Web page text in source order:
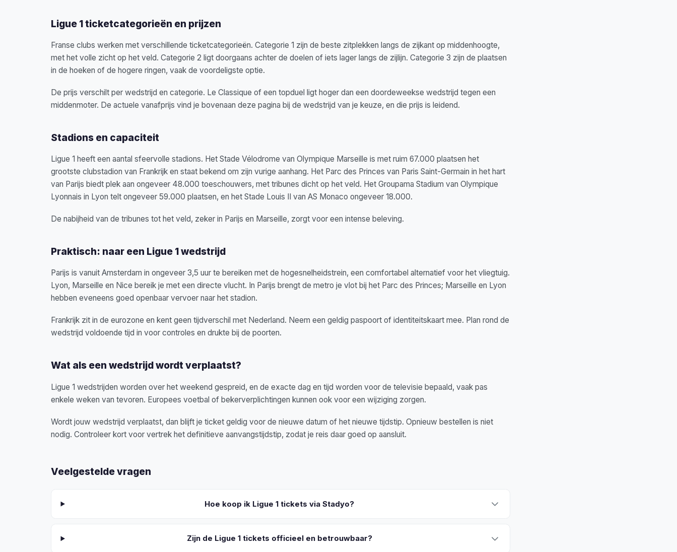
Ligue 1 ticketcategorieën en prijzen
Franse clubs werken met verschillende ticketcategorieën. Categorie 1 zijn de beste zitplekken langs de zijkant op middenhoogte,
met het volle zicht op het veld. Categorie 2 ligt doorgaans achter de doelen of iets lager langs de zijlijn. Categorie 3 zijn de plaatsen
in de hoeken of de hogere ringen, vaak de voordeligste optie.
De prijs verschilt per wedstrijd en categorie. Le Classique of een topduel ligt hoger dan een doordeweekse wedstrijd tegen een
middenmoter. De actuele vanafprijs vind je bovenaan deze pagina bij de wedstrijd van je keuze, en die prijs is leidend.
Stadions en capaciteit
Ligue 1 heeft een aantal sfeervolle stadions. Het Stade Vélodrome van Olympique Marseille is met ruim 67.000 plaatsen het
grootste clubstadion van Frankrijk en staat bekend om zijn vurige aanhang. Het Parc des Princes van Paris Saint-Germain in het hart
van Parijs biedt plek aan ongeveer 48.000 toeschouwers, met tribunes dicht op het veld. Het Groupama Stadium van Olympique
Lyonnais in Lyon telt ongeveer 59.000 plaatsen, en het Stade Louis II van AS Monaco ongeveer 18.000.
De nabijheid van de tribunes tot het veld, zeker in Parijs en Marseille, zorgt voor een intense beleving.
Praktisch: naar een Ligue 1 wedstrijd
Parijs is vanuit Amsterdam in ongeveer 3,5 uur te bereiken met de hogesnelheidstrein, een comfortabel alternatief voor het vliegtuig.
Lyon, Marseille en Nice bereik je met een directe vlucht. In Parijs brengt de metro je vlot bij het Parc des Princes; Marseille en Lyon
hebben eveneens goed openbaar vervoer naar het stadion.
Frankrijk zit in de eurozone en kent geen tijdverschil met Nederland. Neem een geldig paspoort of identiteitskaart mee. Plan rond de
wedstrijd voldoende tijd in voor controles en drukte bij de poorten.
Wat als een wedstrijd wordt verplaatst?
Ligue 1 wedstrijden worden over het weekend gespreid, en de exacte dag en tijd worden voor de televisie bepaald, vaak pas
enkele weken van tevoren. Europees voetbal of bekerverplichtingen kunnen ook voor een wijziging zorgen.
Wordt jouw wedstrijd verplaatst, dan blijft je ticket geldig voor de nieuwe datum of het nieuwe tijdstip. Opnieuw bestellen is niet
nodig. Controleer kort voor vertrek het definitieve aanvangstijdstip, zodat je reis daar goed op aansluit.
Veelgestelde vragen
Hoe koop ik Ligue 1 tickets via Stadyo?
Zijn de Ligue 1 tickets officieel en betrouwbaar?